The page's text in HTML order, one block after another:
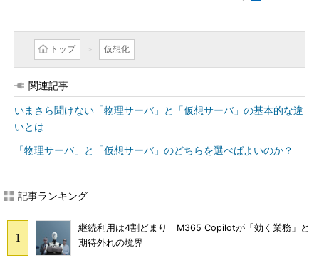
トップ 仮想化
関連記事
いまさら聞けない「物理サーバ」と「仮想サーバ」の基本的な違
いとは
「物理サーバ」と「仮想サーバ」のどちらを選べばよいのか？
記事ランキング
継続利用は4割どまり M365 Copilotが「効く業務」と
期待外れの境界